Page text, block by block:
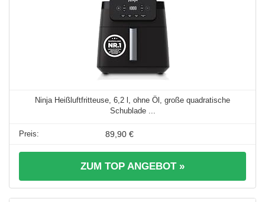
Ninja Heißluftfritteuse, 6,2 l, ohne Öl, große quadratische
Schublade ...
89,90 €
ZUM TOP ANGEBOT »